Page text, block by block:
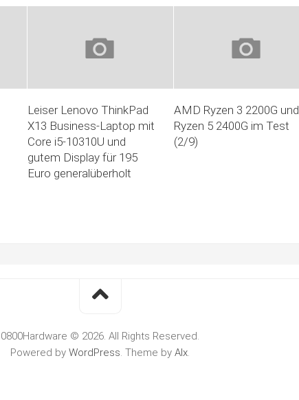
Leiser Lenovo ThinkPad
X13 Business-Laptop mit
Core i5-10310U und
gutem Display für 195
Euro generalüberholt
AMD Ryzen 3 2200G und
Ryzen 5 2400G im Test
(2/9)
0800Hardware © 2026. All Rights Reserved.
Powered by WordPress. Theme by Alx.